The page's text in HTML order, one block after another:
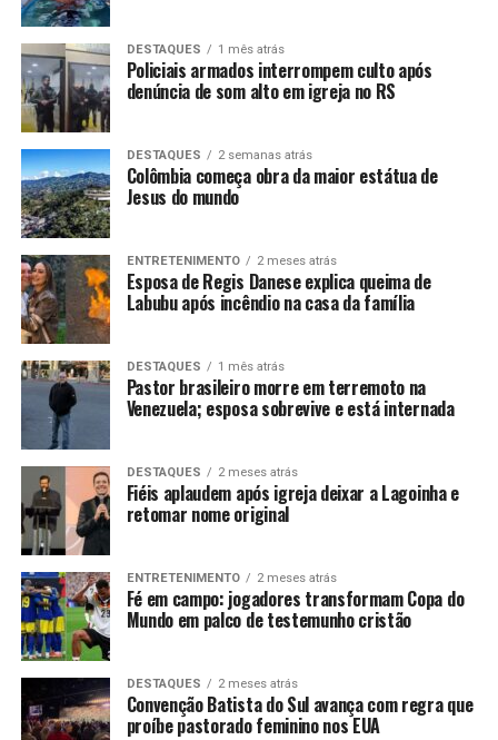
DESTAQUES 1 mês atrás
Policiais armados interrompem culto após
denúncia de som alto em igreja no RS
DESTAQUES 2 semanas atrás
Colômbia começa obra da maior estátua de
Jesus do mundo
ENTRETENIMENTO 2 meses atrás
Esposa de Regis Danese explica queima de
Labubu após incêndio na casa da família
DESTAQUES 1 mês atrás
Pastor brasileiro morre em terremoto na
Venezuela; esposa sobrevive e está internada
DESTAQUES 2 meses atrás
Fiéis aplaudem após igreja deixar a Lagoinha e
retomar nome original
ENTRETENIMENTO 2 meses atrás
Fé em campo: jogadores transformam Copa do
Mundo em palco de testemunho cristão
DESTAQUES 2 meses atrás
Convenção Batista do Sul avança com regra que
proíbe pastorado feminino nos EUA